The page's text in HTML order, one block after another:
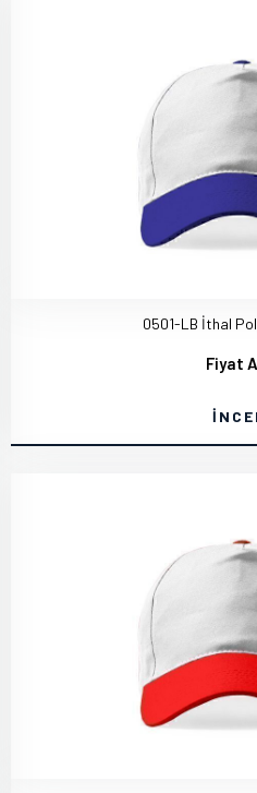
0501-LB İthal
Fiyat